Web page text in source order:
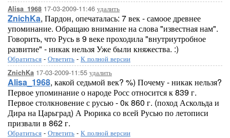
Alisa_1968 17-03-2009-11:46 удалить
ZnichKa, Пардон, опечаталась: 7 век - самоое древнее
упоминание. Обращаю внимание на слова "известная нам".
Говорить, что Русь в 9 веке проходила "внутриутробное
развитие" - никак нельзя Уже были княжества. :)
Обратиться - Ответить - К полной версии
ZnichKa 17-03-2009-11:55 удалить
Alisa_1968, какой седьмой век? %) Почему - никак нельзя?
Первое упоминание о народе Росс относится к 839 г.
Первое столкновение с русью - 0к 860 г. (поход Аскольда и
Дира на Царьград) А Рюрика со всей Русью по летописи
призвали в 862 г.
Обратиться - Ответить - К полной версии